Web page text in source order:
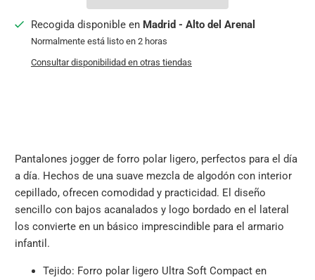
Recogida disponible en Madrid - Alto del Arenal
Normalmente está listo en 2 horas
Consultar disponibilidad en otras tiendas
Pantalones jogger de forro polar ligero, perfectos para el día
a día. Hechos de una suave mezcla de algodón con interior
cepillado, ofrecen comodidad y practicidad. El diseño
sencillo con bajos acanalados y logo bordado en el lateral
los convierte en un básico imprescindible para el armario
infantil.
Tejido: Forro polar ligero Ultra Soft Compact en